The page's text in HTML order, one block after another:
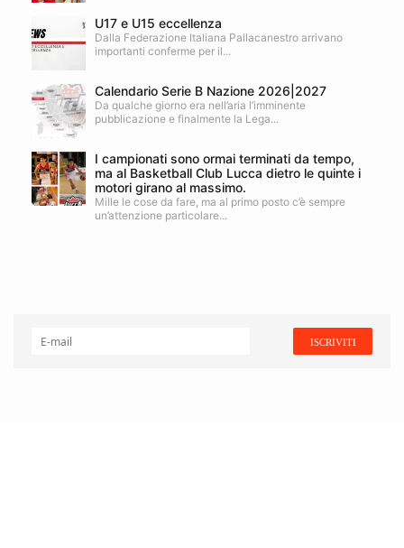
U17 e U15 eccellenza
Dalla Federazione Italiana Pallacanestro arrivano
importanti conferme per il...
Calendario Serie B Nazione 2026|2027
Da qualche giorno era nell’aria l’imminente
pubblicazione e finalmente la Lega...
I campionati sono ormai terminati da tempo,
ma al Basketball Club Lucca dietro le quinte i
motori girano al massimo.
Mille le cose da fare, ma al primo posto c’è sempre
un’attenzione particolare...